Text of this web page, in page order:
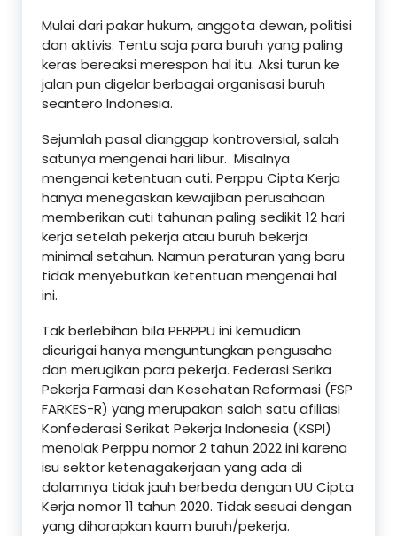
Mulai dari pakar hukum, anggota dewan, politisi
dan aktivis. Tentu saja para buruh yang paling
keras bereaksi merespon hal itu. Aksi turun ke
jalan pun digelar berbagai organisasi buruh
seantero Indonesia.
Sejumlah pasal dianggap kontroversial, salah
satunya mengenai hari libur. Misalnya
mengenai ketentuan cuti. Perppu Cipta Kerja
hanya menegaskan kewajiban perusahaan
memberikan cuti tahunan paling sedikit 12 hari
kerja setelah pekerja atau buruh bekerja
minimal setahun. Namun peraturan yang baru
tidak menyebutkan ketentuan mengenai hal
ini.
Tak berlebihan bila PERPPU ini kemudian
dicurigai hanya menguntungkan pengusaha
dan merugikan para pekerja. Federasi Serika
Pekerja Farmasi dan Kesehatan Reformasi (FSP
FARKES-R) yang merupakan salah satu afiliasi
Konfederasi Serikat Pekerja Indonesia (KSPI)
menolak Perppu nomor 2 tahun 2022 ini karena
isu sektor ketenagakerjaan yang ada di
dalamnya tidak jauh berbeda dengan UU Cipta
Kerja nomor 11 tahun 2020. Tidak sesuai dengan
yang diharapkan kaum buruh/pekerja.